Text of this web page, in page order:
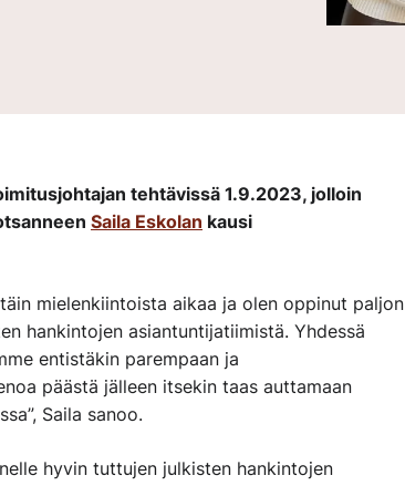
tehtävissä 1.9.2023, jolloin
Saila Eskolan kausi
mielenkiintoista aikaa ja olen oppinut paljon
hankintojen asiantuntijatiimistä. Yhdessä
entistäkin parempaan ja
päästä jälleen itsekin taas auttamaan
Saila sanoo.
hyvin tuttujen julkisten hankintojen